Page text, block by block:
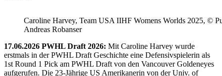
Caroline Harvey, Team USA IIHF Womens Worlds 2025, ©
Andreas Robanser
17.06.2026 PWHL Draft 2026: Mit Caroline Harvey wurde
erstmals in der PWHL Draft Geschichte eine Defensivspielerin als
1st Round 1 Pick am PWHL Draft von den Vancouver Goldeneyes
aufgerufen. Die 23-Jährige US Amerikanerin von der Univ. of